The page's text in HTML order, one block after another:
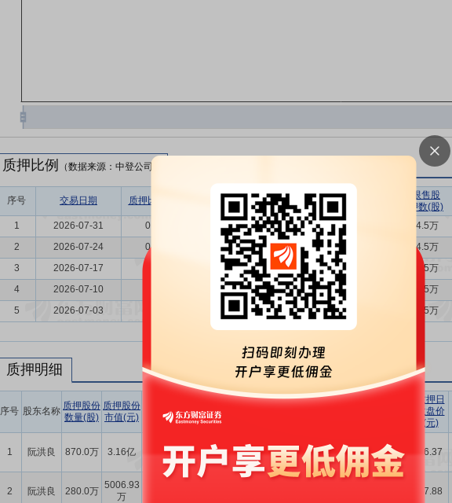
质押比例 （数据来源：中登公司）
序号 交易日期 质押比例(%) 质押股数(股) 质押市值(元) 质押笔数
无限售股
质押数(股)
1 2026-07-31 0.08 144.5万 1457万 144.5万
2
2026-07-24 0.08 144.5万 1358万 144.5万
3
2026-07-17 124.5万 1121万 124.5万
4
2026-07-10 124.5万 1211万 124.5万
5
2026-07-03 124.5万 1269万 124.5万
质押明细
序号 股东名称 质押股份
数量(股)
质押股份
市值(元)
股份
比例(%)
总股本
比例(%)
质押日
收盘价
(元)
1 阮洪良 870.0万 3.16亿 1.98 0.37
国泰君安证券
股份有限公司 君安证券股份有限公司
用于个人资金需求
贷款 36.37
2 阮洪良 280.0万
5006.93
万
阮洪良质押股份给国泰
17.88